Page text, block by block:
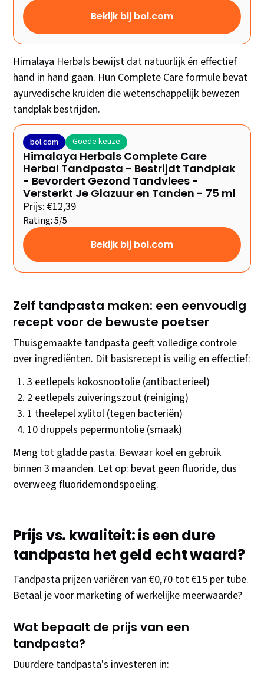
Bekijk bij bol.com
Himalaya Herbals bewijst dat natuurlijk én effectief
hand in hand gaan. Hun Complete Care formule bevat
ayurvedische kruiden die wetenschappelijk bewezen
tandplak bestrijden.
bol.com Goede keuze
Himalaya Herbals Complete Care
Herbal Tandpasta - Bestrijdt Tandplak
- Bevordert Gezond Tandvlees -
Versterkt Je Glazuur en Tanden - 75 ml
Prijs: €12,39
Rating: 5/5
Bekijk bij bol.com
Zelf tandpasta maken: een eenvoudig
recept voor de bewuste poetser
Thuisgemaakte tandpasta geeft volledige controle
over ingrediënten. Dit basisrecept is veilig en effectief:
3 eetlepels kokosnootolie (antibacterieel)
2 eetlepels zuiveringszout (reiniging)
1 theelepel xylitol (tegen bacteriën)
10 druppels pepermuntolie (smaak)
Meng tot gladde pasta. Bewaar koel en gebruik
binnen 3 maanden. Let op: bevat geen fluoride, dus
overweeg fluoridemondspoeling.
Prijs vs. kwaliteit: is een dure
tandpasta het geld echt waard?
Tandpasta prijzen variëren van €0,70 tot €15 per tube.
Betaal je voor marketing of werkelijke meerwaarde?
Wat bepaalt de prijs van een
tandpasta?
Duurdere tandpasta's investeren in: